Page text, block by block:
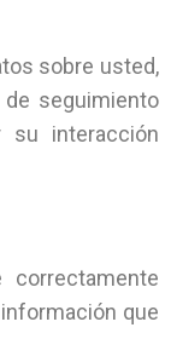
sobre usted,
seguimiento
su interacción
que